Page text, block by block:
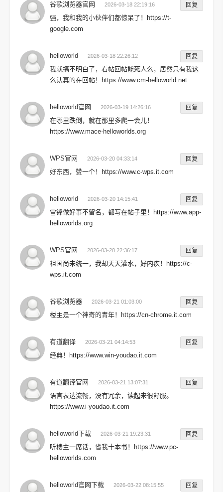
谷歌浏览器官网 2026-03-18 22:19:16 回复
强，我和我的小伙伴们都惊呆了！https://t-
google.com
helloworld 2026-03-18 22:26:12 回复
我就搞不明白了，看帖回帖能死人么，居然只有我这
么认真的在回帖！https://www.cm-helloworld.net
helloworld官网 2026-03-19 14:26:16 回复
在哪里跌倒，就在那里多爬一会儿！
https://www.mace-helloworlds.org
WPS官网 2026-03-20 04:33:14 回复
好东西，赞一个！https://www.c-wps.it.com
helloworld 2026-03-20 14:15:41 回复
雷锋做好事不留名，都写在帖子里！https://www.app-
helloworlds.org
WPS官网 2026-03-20 22:36:17 回复
祖国尚未统一，我却天天灌水，好内疚！https://c-
wps.it.com
谷歌浏览器 2026-03-21 01:03:00 回复
楼主是一个神奇的青年！https://cn-chrome.it.com
有道翻译 2026-03-21 04:14:53 回复
经典！https://www.win-youdao.it.com
有道翻译官网 2026-03-21 13:07:31 回复
语言表达流畅，没有冗余，读起来很舒服。
https://www.i-youdao.it.com
helloworld下载 2026-03-21 19:23:31 回复
听楼主一席话，省我十本书！https://www.pc-
helloworlds.com
helloworld官网下载 2026-03-22 08:15:55 回复